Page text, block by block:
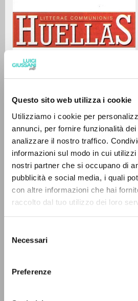
Questo sito web utilizza i cookie
Utilizziamo i cookie per
annunci, per fornire funzionalità
analizzare il nostro traffico.
informazioni sul modo in cui
nostri partner che si occupano di
pubblicità e social media, i quali
con altre informazioni che hai
raccolto dal tuo utilizzo dei loro
delNecessari
Preferenze
Giussani LuigiAutore
Spagnolo
Litterae Communionis-Huellas
2001
Pagine: 1
0DOCUMENTI
RISULTATI